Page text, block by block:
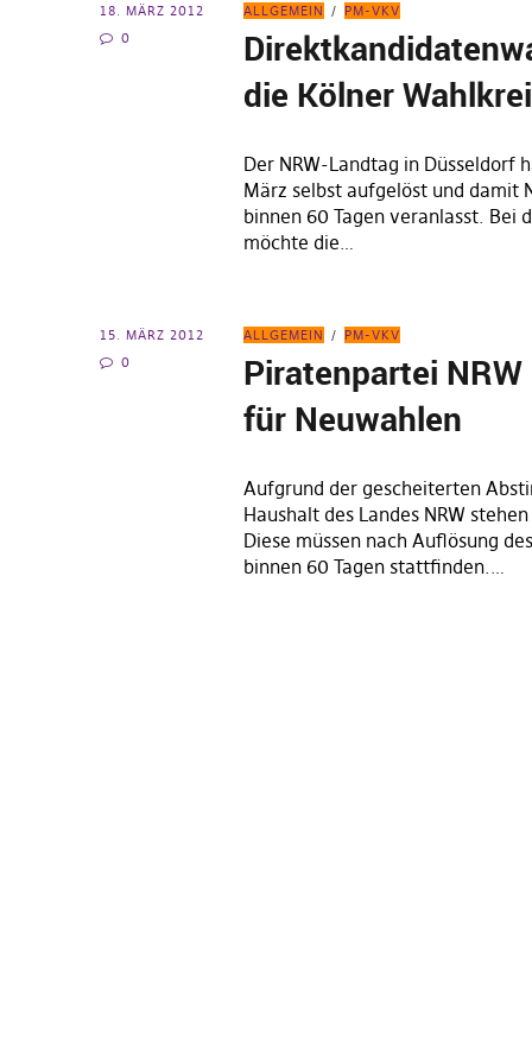
18. MÄRZ 2012
0
ALLGEMEIN PM-VKV
die Kölner
Der NRW-Landtag in Düsseldorf
März selbst aufgelöst und damit
binnen 60 Tagen veranlasst. Bei
möchte die…
15. MÄRZ 2012
0
ALLGEMEIN PM-VKV
Piratenpartei
für Neuwahlen
Aufgrund der gescheiterten
Haushalt des Landes NRW
Diese müssen nach Auflösung
binnen 60 Tagen stattfinden.…